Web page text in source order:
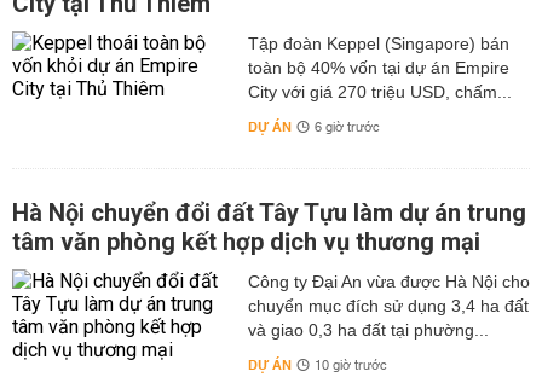
Tập đoàn Keppel (Singapore) bán
toàn bộ 40% vốn tại dự án Empire
City với giá 270 triệu USD, chấm...
DỰ ÁN 6 giờ trước
Hà Nội chuyển đổi đất Tây Tựu làm dự án trung
tâm văn phòng kết hợp dịch vụ thương mại
Công ty Đại An vừa được Hà Nội cho
chuyển mục đích sử dụng 3,4 ha đất
và giao 0,3 ha đất tại phường...
DỰ ÁN 10 giờ trước